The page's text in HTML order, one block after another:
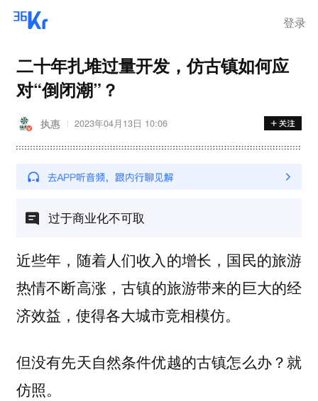
登录
二十年扎堆过量开发，仿古镇如何应
对“倒闭潮”？
执惠 2023年04月13日 10:06
过于商业化不可取
近些年，随着人们收入的增长，国民的旅游
热情不断高涨，古镇的旅游带来的巨大的经
济效益，使得各大城市竞相模仿。
但没有先天自然条件优越的古镇怎么办？就
仿照。